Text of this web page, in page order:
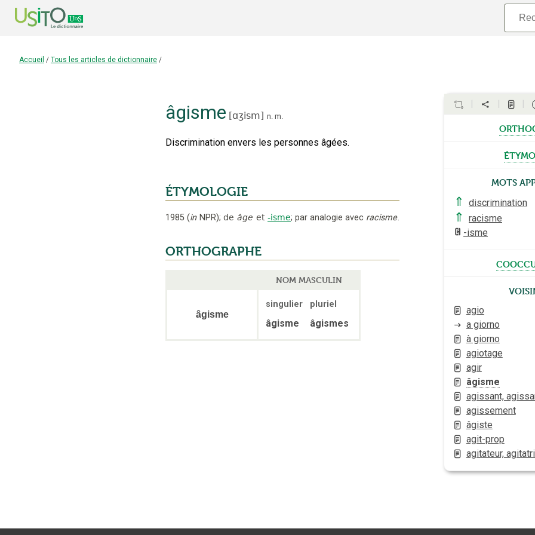
Accueil / Tous les articles de dictionnaire /
âgisme [ɑʒism] n. m.
Discrimination envers les personnes âgées.
ÉTYMOLOGIE
1985 (in NPR); de âge et -isme; par analogie avec racisme.
ORTHOGRAPHE
NOM MASCULIN
âgisme
singulier pluriel
âgisme âgismes
Mots
⇑
discrimination
⇑
racisme
-isme
agio
a giorno
à giorno
agiotage
agir
âgisme
agissant,
agissement
âgiste
agit-prop
agitateur,